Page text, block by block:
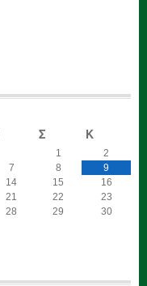
Σ Κ
1
2
7 8
9
14 15
16
21 22
23
28 29
30